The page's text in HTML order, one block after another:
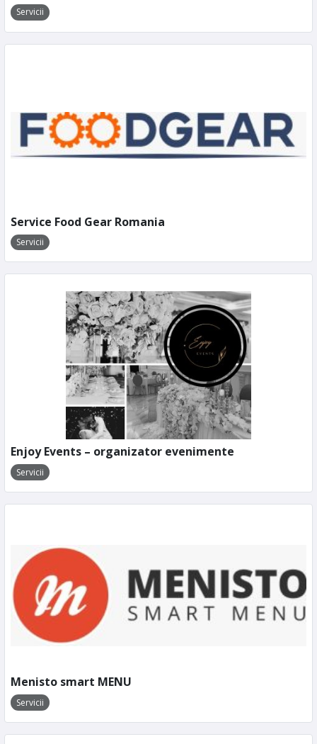
Servicii
Service Food Gear Romania
Servicii
Enjoy Events – organizator evenimente
Servicii
Menisto smart MENU
Servicii